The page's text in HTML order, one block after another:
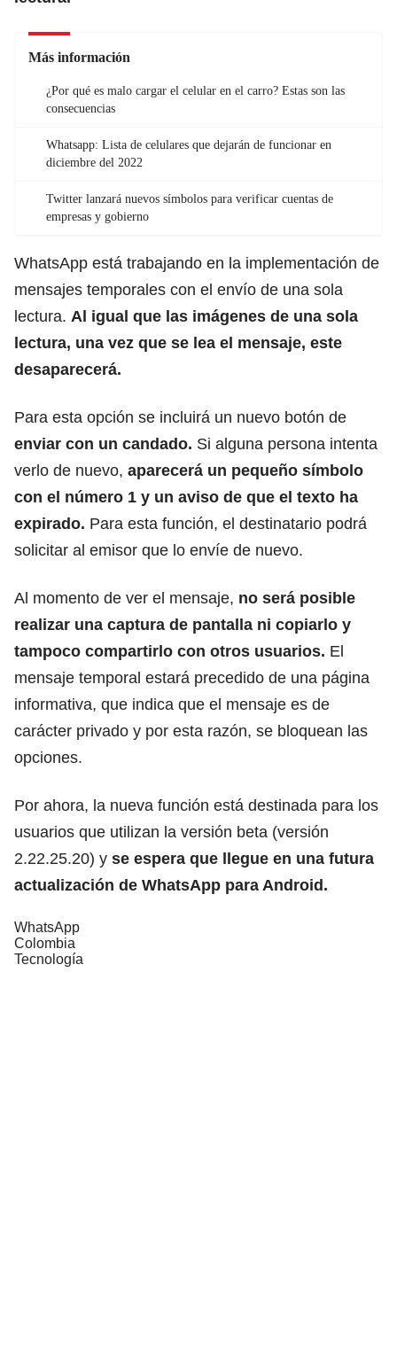
Más información
¿Por qué es malo cargar el celular en el carro? Estas son las
consecuencias
Whatsapp: Lista de celulares que dejarán de funcionar en
diciembre del 2022
Twitter lanzará nuevos símbolos para verificar cuentas de
empresas y gobierno
WhatsApp está trabajando en la implementación de
mensajes temporales con el envío de una sola
lectura. Al igual que las imágenes de una sola
lectura, una vez que se lea el mensaje, este
desaparecerá.
Para esta opción se incluirá un nuevo botón de
enviar con un candado. Si alguna persona intenta
verlo de nuevo, aparecerá un pequeño símbolo
con el número 1 y un aviso de que el texto ha
expirado. Para esta función, el destinatario podrá
solicitar al emisor que lo envíe de nuevo.
Al momento de ver el mensaje, no será posible
realizar una captura de pantalla ni copiarlo y
tampoco compartirlo con otros usuarios. El
mensaje temporal estará precedido de una página
informativa, que indica que el mensaje es de
carácter privado y por esta razón, se bloquean las
opciones.
Por ahora, la nueva función está destinada para los
usuarios que utilizan la versión beta (versión
2.22.25.20) y se espera que llegue en una futura
actualización de WhatsApp para Android.
WhatsApp
Colombia
Tecnología